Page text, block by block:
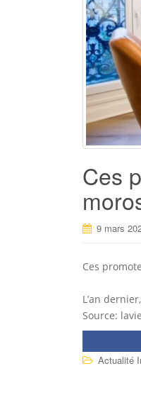
Ces
9 mars
Ces
L’an
Source:
Actualité